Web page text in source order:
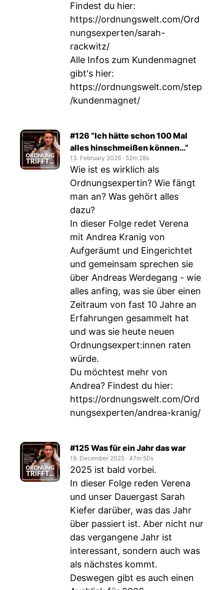
Findest du hier:
https://ordnungswelt.com/Ord
nungsexperten/sarah-
rackwitz/
Alle Infos zum Kundenmagnet
gibt's hier:
https://ordnungswelt.com/step
/kundenmagnet/
#126 “Ich hätte schon 100 Mal
alles hinschmeißen können…”
13. February 2026 ‧ 52m 28s
Wie ist es wirklich als
Ordnungsexpertin? Wie fängt
man an? Was gehört alles
dazu?
In dieser Folge redet Verena
mit Andrea Kranig von
Aufgeräumt und Eingerichtet
und gemeinsam sprechen sie
über Andreas Werdegang - wie
alles anfing, was sie über einen
Zeitraum von fast 10 Jahre an
Erfahrungen gesammelt hat
und was sie heute neuen
Ordnungsexpert:innen raten
würde.
Du möchtest mehr von
Andrea? Findest du hier:
https://ordnungswelt.com/Ord
nungsexperten/andrea-kranig/
#125 Was für ein Jahr das war
19. December 2025 ‧ 47m 50s
2025 ist bald vorbei.
In dieser Folge reden Verena
und unser Dauergast Sarah
Kiefer darüber, was das Jahr
über passiert ist. Aber nicht nur
das vergangene Jahr ist
interessant, sondern auch was
als nächstes kommt.
Deswegen gibt es auch einen